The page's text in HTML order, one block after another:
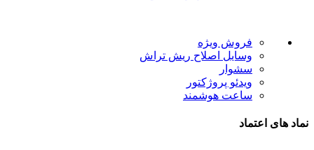
فروش ویژه
وسایل اصلاح ریش تراش
سشوار
ویدئو پروژکتور
ساعت هوشمند
نماد های اعتماد